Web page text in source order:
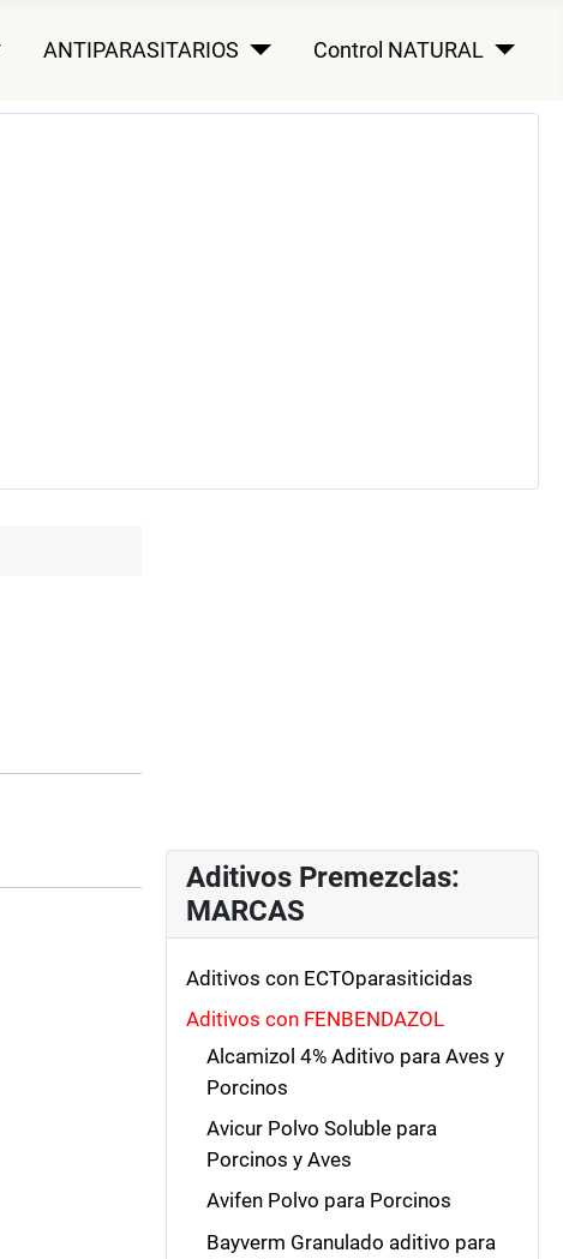
ANTIPARASITARIOS Control NATURAL
Aditivos Premezclas:
MARCAS
Aditivos con ECTOparasiticidas
Aditivos con FENBENDAZOL
Alcamizol 4% Aditivo para Aves y
Porcinos
Avicur Polvo Soluble para
Porcinos y Aves
Avifen Polvo para Porcinos
Bayverm Granulado aditivo para